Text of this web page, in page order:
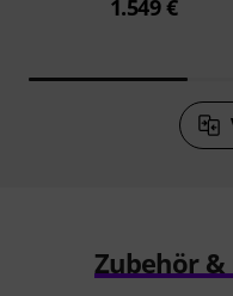
1.549 €
Zubehör